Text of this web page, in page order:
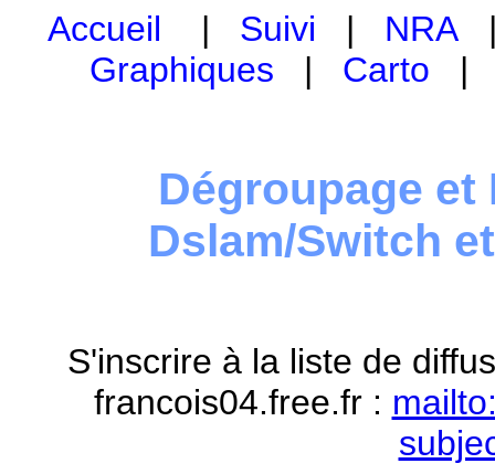
Accueil | Suivi | NRA
Graphiques | Carto
Dégroupage et
Dslam/Switch
S'inscrire à la liste de
francois04.free.fr :